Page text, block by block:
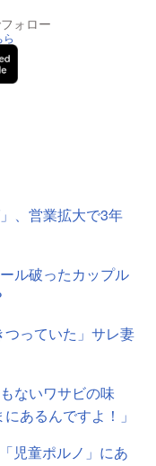
ォロー
、営業拡大で3年
ル破ったカップル
つっていた」サレ妻
ないワサビの味
あるんですよ！」
児童ポルノ」にあ